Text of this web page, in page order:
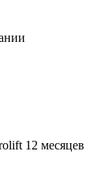
12 месяцев